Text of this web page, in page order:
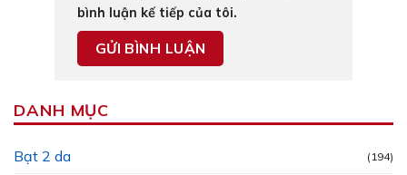
bình luận kế tiếp của tôi.
DANH MỤC
Bạt 2 da (194)